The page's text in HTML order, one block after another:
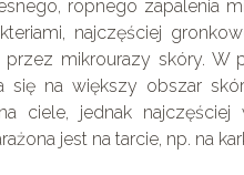
ropnego zapalenia
najczęściej
przez mikrourazy skóry.
się na większy obszar
ciele, jednak
jest na tarcie, np. na